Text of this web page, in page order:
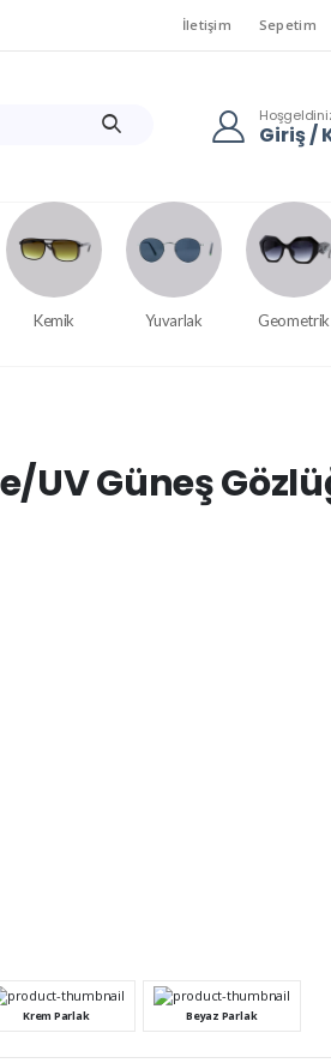
İletişim Sepetim
Giriş /
Kemik Yuvarlak Geometrik
UV Güneş
Krem Parlak Beyaz Parlak